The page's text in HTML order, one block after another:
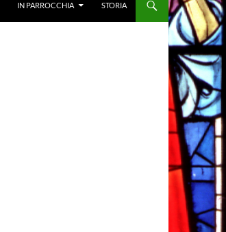
IN PARROCCHIA STORIA